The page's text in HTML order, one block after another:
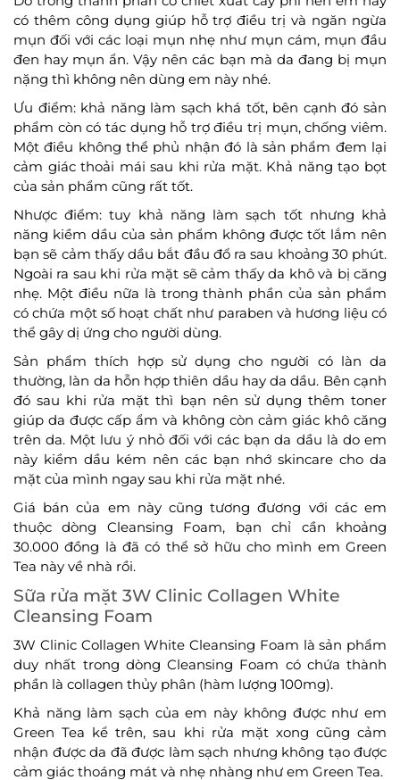
có thêm công dụng giúp hỗ trợ điều trị và ngăn ngừa
mụn đối với các loại mụn nhẹ như mụn cám, mụn đầu
đen hay mụn ẩn. Vậy nên các bạn mà da đang bị mụn
nặng thì không nên dùng em này nhé.
Ưu điểm: khả năng làm sạch khá tốt, bên cạnh đó sản
phẩm còn có tác dụng hỗ trợ điều trị mụn, chống viêm.
Một điều không thể phủ nhận đó là sản phẩm đem lại
cảm giác thoải mái sau khi rửa mặt. Khả năng tạo bọt
của sản phẩm cũng rất tốt.
Nhược điểm: tuy khả năng làm sạch tốt nhưng khả
năng kiềm dầu của sản phẩm không được tốt lắm nên
bạn sẽ cảm thấy dầu bắt đầu đổ ra sau khoảng 30 phút.
Ngoài ra sau khi rửa mặt sẽ cảm thấy da khô và bị căng
nhẹ. Một điều nữa là trong thành phần của sản phẩm
có chứa một số hoạt chất như paraben và hương liệu có
thể gây dị ứng cho người dùng.
Sản phẩm thích hợp sử dụng cho người có làn da
thường, làn da hỗn hợp thiên dầu hay da dầu. Bên cạnh
đó sau khi rửa mặt thì bạn nên sử dụng thêm toner
giúp da được cấp ẩm và không còn cảm giác khô căng
trên da. Một lưu ý nhỏ đối với các bạn da dầu là do em
này kiềm dầu kém nên các bạn nhớ skincare cho da
mặt của mình ngay sau khi rửa mặt nhé.
Giá bán của em này cũng tương đương với các em
thuộc dòng Cleansing Foam, bạn chỉ cần khoảng
30.000 đồng là đã có thể sở hữu cho mình em Green
Tea này về nhà rồi.
Sữa rửa mặt 3W Clinic Collagen White
Cleansing Foam
3W Clinic Collagen White Cleansing Foam là sản phẩm
duy nhất trong dòng Cleansing Foam có chứa thành
phần là collagen thủy phân (hàm lượng 100mg).
Khả năng làm sạch của em này không được như em
Green Tea kể trên, sau khi rửa mặt xong cũng cảm
nhận được da đã được làm sạch nhưng không tạo được
cảm giác thoáng mát và nhẹ nhàng như em Green Tea.